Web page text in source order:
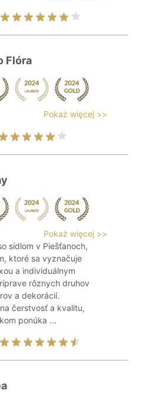
Flóra
Pokaż więcej >>
Pokaż więcej >>
sídlom v Piešťanoch,
ktoré sa vyznačuje
a individuálnym
rôznych druhov
a dekorácií.
čerstvosť a kvalitu,
ponúka ...